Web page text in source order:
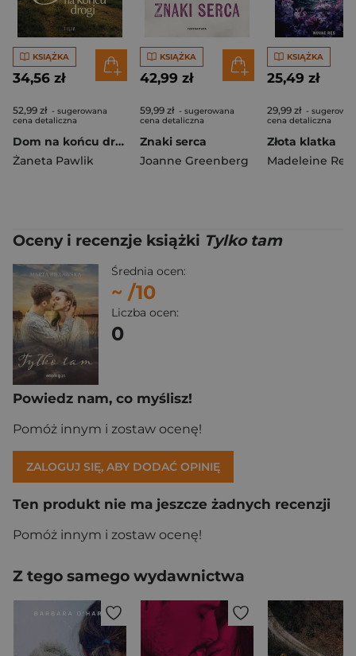
KSIĄŻKA
34,56 zł
52,99 zł - sugerowana
cena detaliczna
Dom na końcu drogi
Żaneta Pawlik
KSIĄŻKA
42,99 zł
59,99 zł - sugerowana
cena detaliczna
Znaki serca
Joanne Greenberg
KSIĄŻKA
25,49 zł
29,99 zł -
cena detaliczna
Złota klatka
Madeleine
Oceny i recenzje książki Tylko tam
Średnia ocen:
~ /10
Liczba ocen:
0
Powiedz nam, co myślisz!
Pomóż innym i zostaw ocenę!
ZALOGUJ SIĘ, ABY DODAĆ OPINIĘ
Ten produkt nie ma jeszcze żadnych recenzji
Pomóż innym i zostaw ocenę!
Z tego samego wydawnictwa